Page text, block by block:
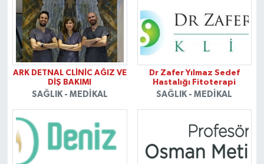
ARK DETNAL CLİNİC AĞIZ VE
DİŞ BAKIMI
SAĞLIK - MEDIKAL
Dr Zafer Yılmaz Sedef
Hastalığı Fitoterapi
SAĞLIK - MEDIKAL